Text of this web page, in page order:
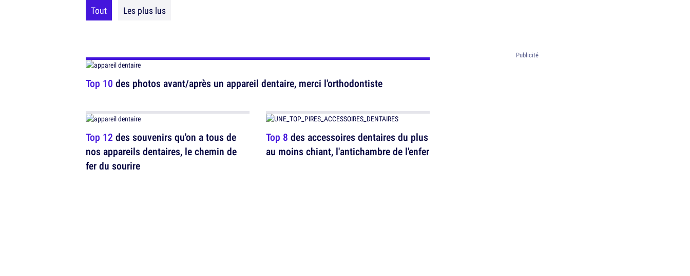
Tout Les plus lus
Top 10 des photos avant/après un appareil dentaire, merci l'orthodontiste
Top 12 des souvenirs qu'on a tous de
nos appareils dentaires, le chemin de
fer du sourire
Top 8 des accessoires dentaires du plus
au moins chiant, l'antichambre de l'enfer